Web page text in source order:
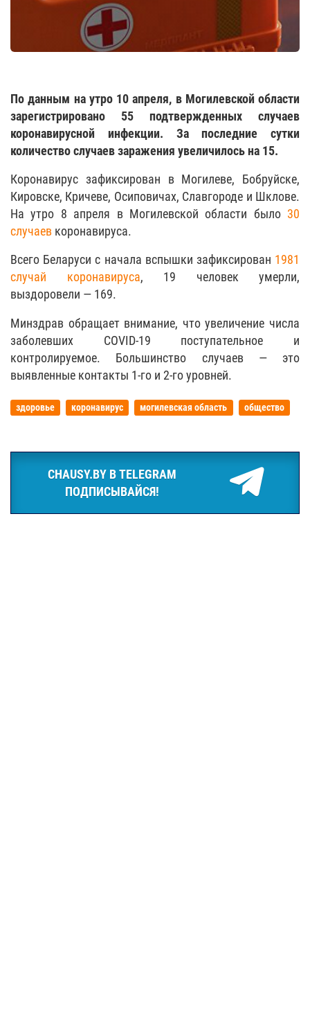
По данным на утро 10 апреля, в Могилевской области
зарегистрировано 55 подтвержденных случаев
коронавирусной инфекции. За последние сутки
количество случаев заражения увеличилось на 15.
Коронавирус зафиксирован в Могилеве, Бобруйске,
Кировске, Кричеве, Осиповичах, Славгороде и Шклове.
На утро 8 апреля в Могилевской области было 30
случаев коронавируса.
Всего Беларуси с начала вспышки зафиксирован 1981
случай коронавируса, 19 человек умерли,
выздоровели — 169.
Минздрав обращает внимание, что увеличение числа
заболевших COVID-19 поступательное и
контролируемое. Большинство случаев — это
выявленные контакты 1-го и 2-го уровней.
здоровье коронавирус могилевская область общество
CHAUSY.BY В TELEGRAM
ПОДПИСЫВАЙСЯ!